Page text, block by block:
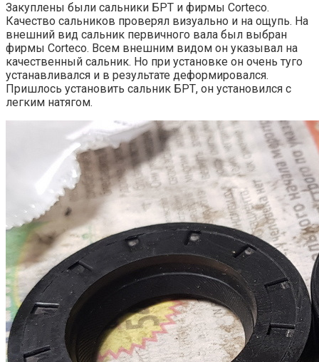
Закуплены были сальники БРТ и фирмы Corteco.
Качество сальников проверял визуально и на ощупь. На
внешний вид сальник первичного вала был выбран
фирмы Corteco. Всем внешним видом он указывал на
качественный сальник. Но при установке он очень туго
устанавливался и в результате деформировался.
Пришлось установить сальник БРТ, он установился с
легким натягом.